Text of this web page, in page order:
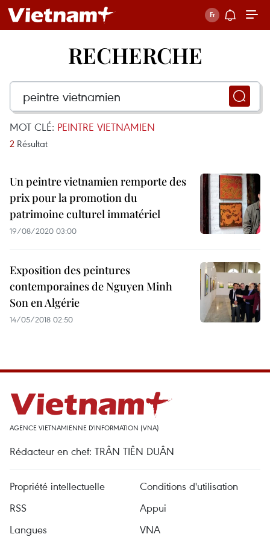
RECHERCHE
MOT CLÉ: PEINTRE VIETNAMIEN
2 Résultat
Un peintre vietnamien remporte des
prix pour la promotion du
patrimoine culturel immatériel
19/08/2020 03:00
Exposition des peintures
contemporaines de Nguyen Minh
Son en Algérie
14/05/2018 02:50
AGENCE VIETNAMIENNE D'INFORMATION (VNA)
Rédacteur en chef: TRÂN TIÊN DUÂN
Propriété intellectuelle
Conditions d'utilisation
RSS
Appui
Langues
VNA